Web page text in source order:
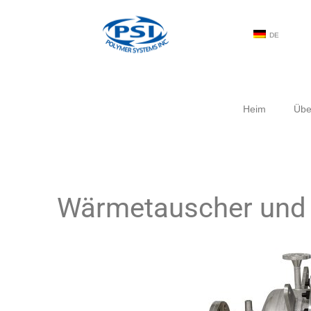
DE
Heim
Wärmetauscher